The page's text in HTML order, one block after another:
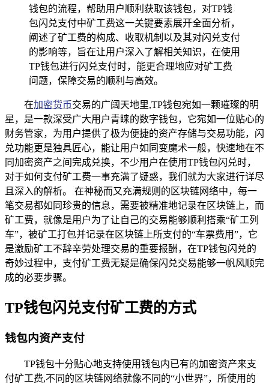
钱包的流程，帮助用户顺利获取该钱包，对TP钱
包闪兑支付中矿工费这一关键要素展开全面分析，
阐述了矿工费的构成、收取机制以及其对闪兑支付
的影响等，旨在让用户深入了解相关知识，在使用
TP钱包进行闪兑支付时，能更合理地应对矿工费
问题，保障交易的顺利与高效。
在加密货币交易的广阔天地里,TP钱包宛如一颗璀璨的明
星，是一款深受广大用户青睐的数字钱包，它宛如一位贴心的
财务管家，为用户提供了极为便捷的资产存储与交易功能，闪
兑功能更是独具匠心，能让用户如同变魔术一般，快速地在不
同加密资产之间完成兑换，不少用户在使用TP钱包闪兑时，
对于如何支付矿工费一事充满了疑惑，我们就为大家进行详尽
且深入的解析。 在神秘而又充满规则的区块链网络中，每一
笔交易都如同珍贵的信息，需要被精准地记录在区块链上，而
矿工费，就像是用户为了让自己的交易能够顺利搭乘“矿工列
车”，被矿工打包并记录在区块链上所支付的“车票费用”，它
是激励矿工不辞辛劳处理交易的重要报酬，在TP钱包闪兑的
奇妙过程中，支付矿工费无疑是确保闪兑交易能够一帆风顺完
成的必要步骤。
TP钱包闪兑支付矿工费的方式
钱包内资产支付
TP钱包十分贴心地支持使用钱包内已有的加密资产来支
付矿工费,不同的区块链网络就像不同的“小世界”，所使用的